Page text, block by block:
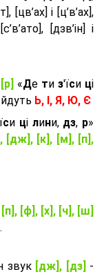
[цв’ах] і [ц’в’ах],
[дзв’iн] і
«Де ти з'їси ці
йдуть Ь, І, Я, Ю, Є
си ці лини, дз, р»
[дж], [к], [м], [п],
[ф], [х], [ч], [ш]
.
звук [дж], [дз] -